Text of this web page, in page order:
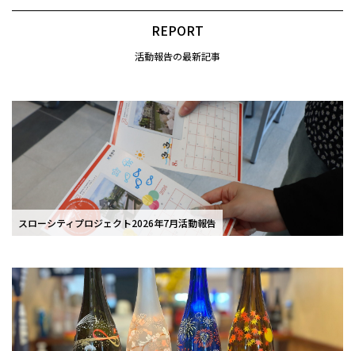
REPORT
活動報告の最新記事
スローシティプロジェクト2026年7月活動報告